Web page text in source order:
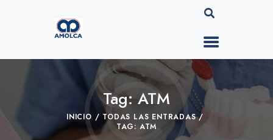
Tag: ATM
INICIO
TODAS LAS ENTRADAS
TAG: ATM